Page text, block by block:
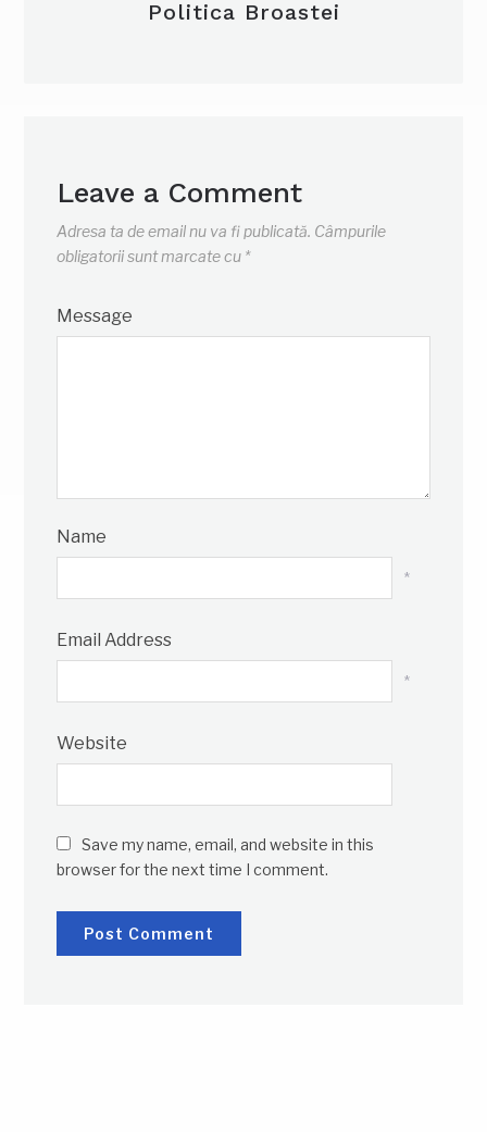
Politica Broastei
Leave a Comment
Adresa ta de email nu va fi publicată. Câmpurile
obligatorii sunt marcate cu *
Message
Name
*
Email Address
*
Website
Save my name, email, and website in this
browser for the next time I comment.